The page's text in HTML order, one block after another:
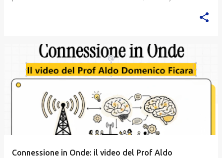
Connessione in Onde: il video del Prof Aldo